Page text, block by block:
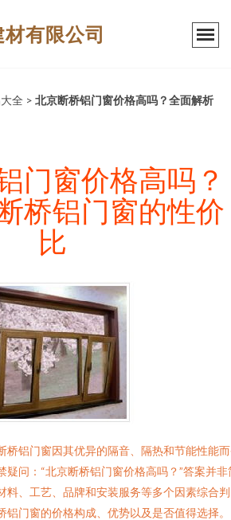
有限公司
全 > 北京断桥铝门窗价格高吗？全面解析
门窗价格高吗？
桥铝门窗的性价
比
桥铝门窗因其优异的隔音、隔热和节能性能
疑问：“北京断桥铝门窗价格高吗？”答案并非
料、工艺、品牌和安装服务等多个因素综合判
门窗的价格构成、优势以及是否值得选择。